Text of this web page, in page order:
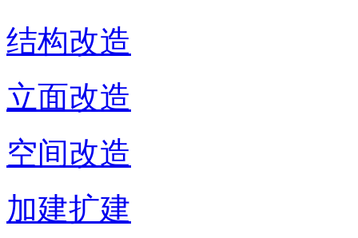
结构改造
立面改造
空间改造
加建扩建